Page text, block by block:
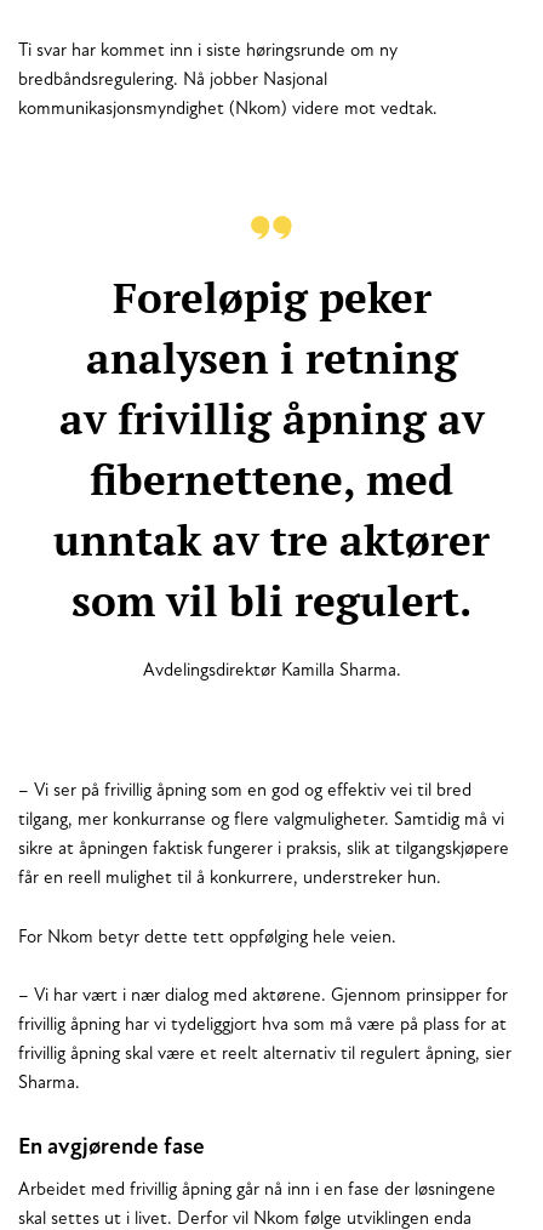
Ti svar har kommet inn i siste høringsrunde om ny
bredbåndsregulering. Nå jobber Nasjonal
kommunikasjonsmyndighet (Nkom) videre mot vedtak.
Foreløpig peker
analysen i retning
av frivillig åpning av
fibernettene, med
unntak av tre aktører
som vil bli regulert.
Avdelingsdirektør Kamilla Sharma.
– Vi ser på frivillig åpning som en god og effektiv vei til bred
tilgang, mer konkurranse og flere valgmuligheter. Samtidig må vi
sikre at åpningen faktisk fungerer i praksis, slik at tilgangskjøpere
får en reell mulighet til å konkurrere, understreker hun.
For Nkom betyr dette tett oppfølging hele veien.
– Vi har vært i nær dialog med aktørene. Gjennom prinsipper for
frivillig åpning har vi tydeliggjort hva som må være på plass for at
frivillig åpning skal være et reelt alternativ til regulert åpning, sier
Sharma.
En avgjørende fase
Arbeidet med frivillig åpning går nå inn i en fase der løsningene
skal settes ut i livet. Derfor vil Nkom følge utviklingen enda